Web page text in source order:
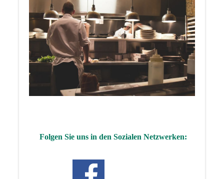
Folgen Sie uns in den Sozialen Netzwerken: